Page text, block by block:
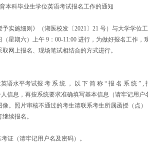
本科毕业生学位英语考试报名工作的通知
实施细则》（湖医校发〔2021〕21 号）与大学学位
星期六）上午 9：00-11:00 进行，为做好报名工作，
网上报名、现场笔试相结合的方式进行。
水平考试报 考 系 统 ， 以 下 简 称 “ 报 名 系 统 ” , 报
信息，再按系统要求准确填写基本信息（请牢记用
。照片审核不通过的考生请联系考生所属函授（点
续报名。
证（请牢记用户名及密码）。